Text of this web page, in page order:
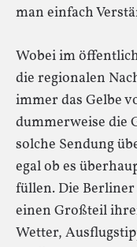
man einfach
Wobei im
die regionalen
immer das Gelbe
dummerweise die
solche Sendung
egal ob es
füllen. Die
einen Großteil
Wetter,